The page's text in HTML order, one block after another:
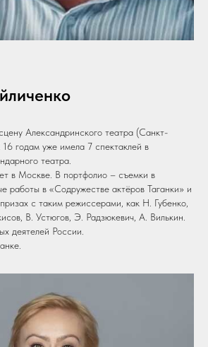
Александринского театра (Санкт-
годам уже имела 7 спектаклей в
театра.
в Москве. В портфолио – съемки в
работы в «Содружестве актёров Таганки» и
с таким режиссерами, как Н. Губенко,
В. Устюгов, Э. Радзюкевич, А. Вилькин.
деятелей России.